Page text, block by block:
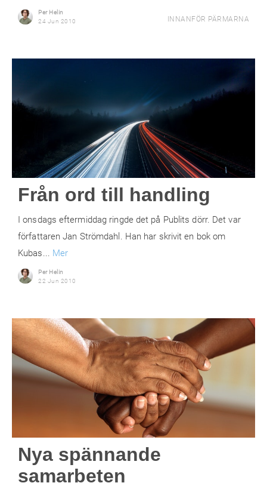
Per Helin
24 Jun 2010
INNANFÖR PÄRMARNA
Från ord till handling
I onsdags eftermiddag ringde det på Publits dörr. Det var
författaren Jan Strömdahl. Han har skrivit en bok om
Kubas... Mer
Per Helin
22 Jun 2010
Nya spännande
samarbeten